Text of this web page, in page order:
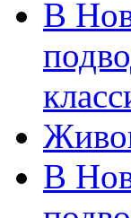
В
В